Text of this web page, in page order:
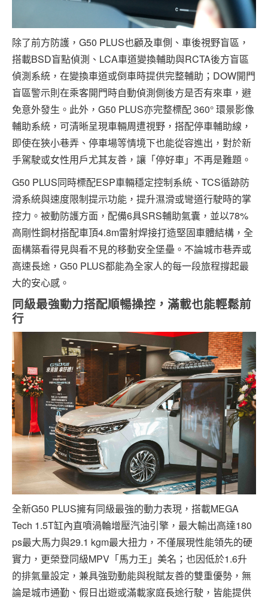
除了前方防護，G50 PLUS也顧及車側、車後視野盲區，
搭載BSD盲點偵測、LCA車道變換輔助與RCTA後方盲區
偵測系統，在變換車道或倒車時提供完整輔助；DOW開門
盲區警示則在乘客開門時自動偵測側後方是否有來車，避
免意外發生。此外，G50 PLUS亦完整標配 360° 環景影像
輔助系統，可清晰呈現車輛周遭視野，搭配停車輔助線，
即使在狹小巷弄、停車場等情境下也能從容進出，對於新
手駕駛或女性用戶尤其友善，讓「停好車」不再是難題。
G50 PLUS同時標配ESP車輛穩定控制系統、TCS循跡防
滑系統與速度限制提示功能，提升濕滑或彎道行駛時的掌
控力。被動防護方面，配備6具SRS輔助氣囊，並以78%
高剛性鋼材搭配車頂4.8m雷射焊接打造堅固車體結構，全
面構築看得見與看不見的移動安全堡壘。不論城市巷弄或
高速長途，G50 PLUS都能為全家人的每一段旅程撐起最
大的安心感。
同級最強動力搭配順暢操控，滿載也能輕鬆前
行
全新G50 PLUS擁有同級最強的動力表現，搭載MEGA
Tech 1.5T缸內直噴渦輪增壓汽油引擎，最大輸出高達180
ps最大馬力與29.1 kgm最大扭力，不僅展現性能領先的硬
實力，更榮登同級MPV「馬力王」美名；也因低於1.6升
的排氣量設定，兼具強勁動能與稅賦友善的雙重優勢，無
論是城市通勤、假日出遊或滿載家庭長途行駛，皆能提供